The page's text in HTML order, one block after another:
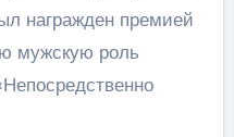
награжден премией
мужскую роль